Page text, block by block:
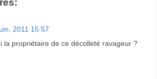
2011 15:57
la propriétaire de ce décolleté ravageur ?